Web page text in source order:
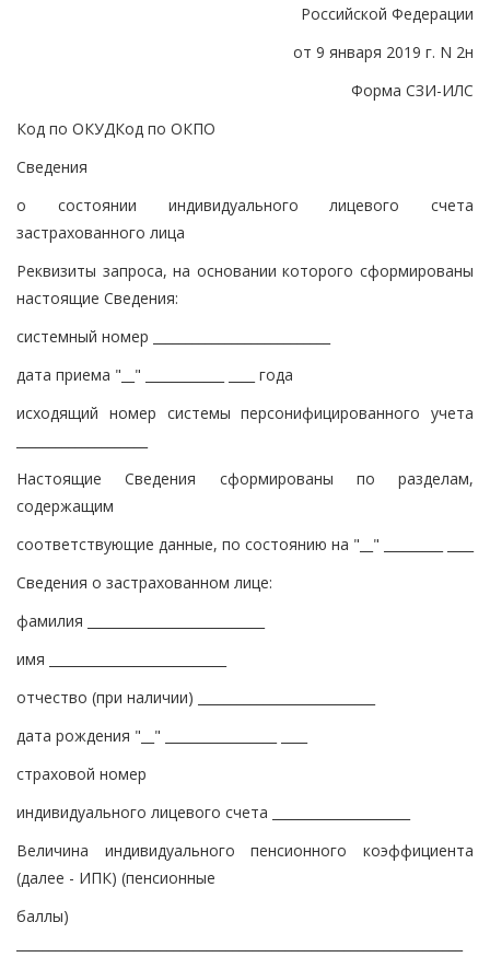
Российской Федерации
от 9 января 2019 г. N 2н
Форма СЗИ-ИЛС
Код по ОКУДКод по ОКПО
Сведения
о состоянии индивидуального лицевого счета
застрахованного лица
Реквизиты запроса, на основании которого сформированы
настоящие Сведения:
системный номер ___________________________
дата приема "__" ____________ ____ года
исходящий номер системы персонифицированного учета
Настоящие Сведения сформированы по разделам,
содержащим
соответствующие данные, по состоянию на "__" _________ ____
Сведения о застрахованном лице:
фамилия ___________________________
имя ___________________________
отчество (при наличии) ___________________________
дата рождения "__" _________________ ____
страховой номер
индивидуального лицевого счета _____________________
Величина индивидуального пенсионного коэффициента
(далее - ИПК) (пенсионные
баллы)